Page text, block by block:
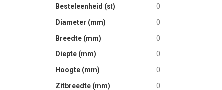
gallery
Besteleenheid (st)
0
Diameter (mm)
0
Breedte (mm)
0
Diepte (mm)
0
Hoogte (mm)
0
Zitbreedte (mm)
0